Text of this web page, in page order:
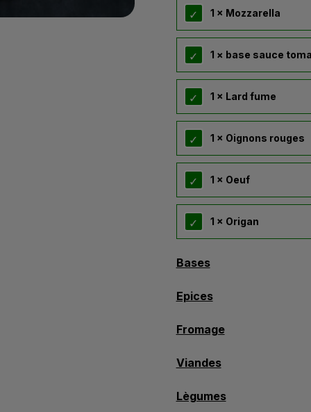
1 × Mozzarella
1 × base sauce
1 × Lard fume
1 × Oignons rouges
1 × Oeuf
1 × Origan
Bases
Epices
Fromage
Viandes
Lègumes